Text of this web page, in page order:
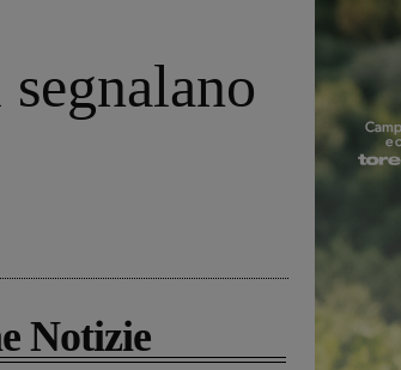
Notizie